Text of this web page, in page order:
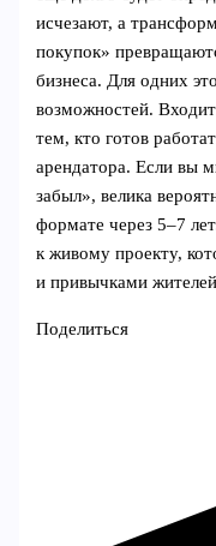
исчезают, а
покупок»
бизнеса. Для одних
возможностей.
тем, кто готов
арендатора. Если вы
забыл», велика
формате через 5–7
к живому проекту,
и привычками
Поделиться